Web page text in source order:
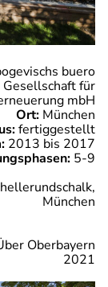
buero
für
mbH
Ort: München
fertiggestellt
2013 bis 2017
5-9
München
Oberbayern
2021